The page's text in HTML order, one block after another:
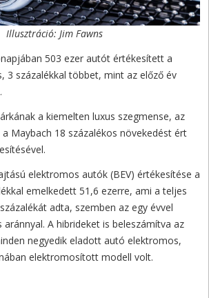
Illusztráció: Jim Fawns
503 ezer autót értékesített a
3 százalékkal többet, mint az előző év
a kiemelten luxus szegmense, az
Maybach 18 százalékos növekedést ért
elektromos autók (BEV) értékesítése a
emelkedett 51,6 ezerre, ami a teljes
adta, szemben az egy évvel
aránnyal. A hibrideket is beleszámítva az
negyedik eladott autó elektromos,
elektromosított modell volt.